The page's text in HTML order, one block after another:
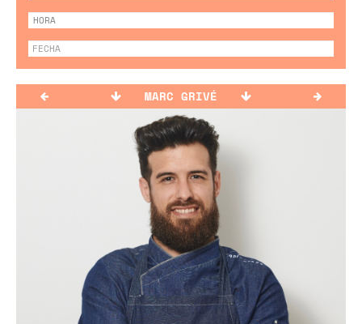
MARC GRIVÉ